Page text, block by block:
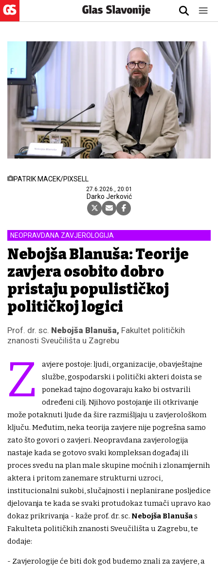
PATRIK MACEK/PIXSELL
27.6.2026., 20:01
Darko Jerković
NEOPRAVDANA ZAVJEROLOGIJA
Nebojša Blanuša: Teorije
zavjera osobito dobro
pristaju populističkoj
političkoj logici
Prof. dr. sc. Nebojša Blanuša, Fakultet političkih
znanosti Sveučilišta u Zagrebu
Z
avjere postoje: ljudi, organizacije, obavještajne
službe, gospodarski i politički akteri doista se
ponekad tajno dogovaraju kako bi ostvarili
određeni cilj. Njihovo postojanje ili otkrivanje
može potaknuti ljude da šire razmišljaju u zavjerološkom
ključu. Međutim, neka teorija zavjere nije pogrešna samo
zato što govori o zavjeri. Neopravdana zavjerologija
nastaje kada se gotovo svaki kompleksan događaj ili
proces svedu na plan male skupine moćnih i zlonamjernih
aktera i pritom zanemare strukturni uzroci,
institucionalni sukobi, slučajnosti i neplanirane posljedice
djelovanja te kada se svaki protudokaz tumači upravo kao
dokaz prikrivanja - kaže prof. dr. sc. Nebojša Blanušas
Fakulteta političkih znanosti Sveučilišta u Zagrebu, te
dodaje:
- Zavjerologije će biti dok god budemo znali za zavjere, a